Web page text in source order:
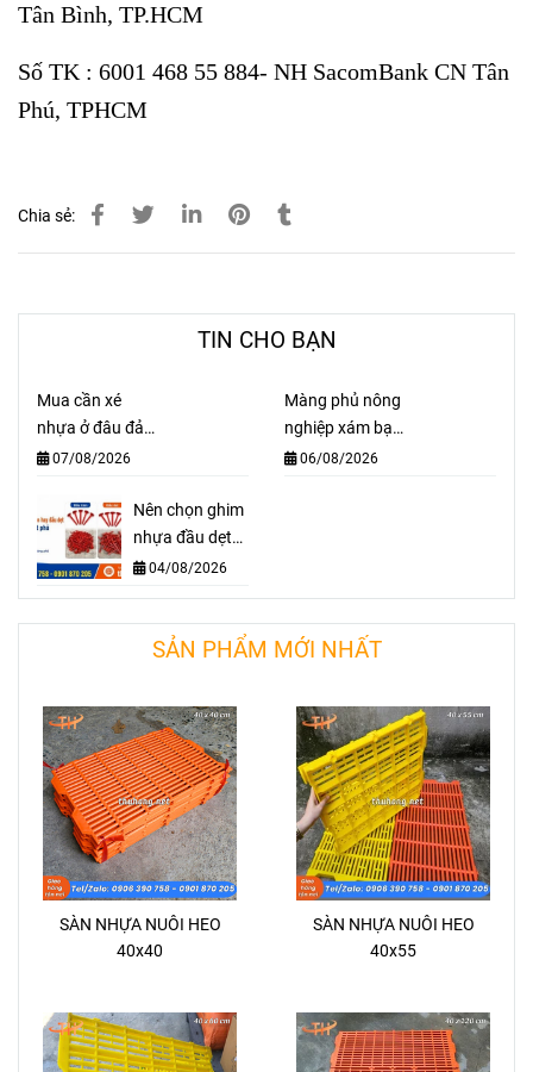
Tân Bình, TP.HCM
Số TK : 6001 468 55 884- NH SacomBank CN Tân
Phú, TPHCM
Chia sẻ:
TIN CHO BẠN
Mua cần xé
nhựa ở đâu đảm
bảo chất lượng
07/08/2026
Màng phủ nông
nghiệp xám bạc
20 mic giá sỉ,
06/08/2026
Nên chọn ghim
nhựa đầu dẹt
hay đầu tròn để
phủ?
04/08/2026
SẢN PHẨM MỚI NHẤT
SÀN NHỰA NUÔI HEO
40x40
SÀN NHỰA NUÔI HEO
40x55